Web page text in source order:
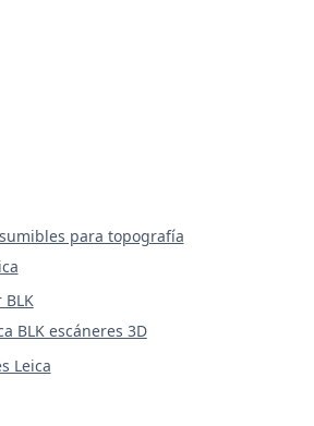
para topografía
BLK
BLK escáneres 3D
Leica